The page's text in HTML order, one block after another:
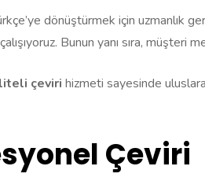
dönüştürmek için uzmanlık
Bunun yanı sıra,
çeviri hizmeti sayesinde
Çeviri